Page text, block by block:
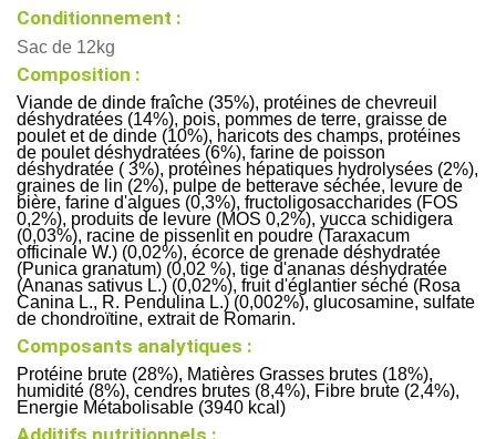
Conditionnement :
Sac de 12kg
Composition :
Viande de dinde fraîche (35%), protéines de chevreuil
déshydratées (14%), pois, pommes de terre, graisse de
poulet et de dinde (10%), haricots des champs, protéines
de poulet déshydratées (6%), farine de poisson
déshydratée ( 3%), protéines hépatiques hydrolysées (2%),
graines de lin (2%), pulpe de betterave séchée, levure de
bière, farine d'algues (0,3%), fructoligosaccharides (FOS
0,2%), produits de levure (MOS 0,2%), yucca schidigera
(0,03%), racine de pissenlit en poudre (Taraxacum
officinale W.) (0,02%), écorce de grenade déshydratée
(Punica granatum) (0,02 %), tige d'ananas déshydratée
(Ananas sativus L.) (0,02%), fruit d'églantier séché (Rosa
Canina L., R. Pendulina L.) (0,002%), glucosamine, sulfate
de chondroïtine, extrait de Romarin.
Composants analytiques :
Protéine brute (28%), Matières Grasses brutes (18%),
humidité (8%), cendres brutes (8,4%), Fibre brute (2,4%),
Energie Métabolisable (3940 kcal)
Additifs nutritionnels :